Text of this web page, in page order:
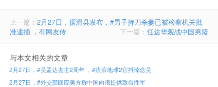
上一篇： 2月27日，据滑县发布，#男子持刀杀妻已被检察机关批
准逮捕 ，有网友传
下一篇： 任达华观战中国男篮
与本文相关的文章
2月27日，#吴孟达去世2周年 ，#流浪地球2官抖悼念吴
2月27日，#外交部回应美方称中国向俄提供致命性军